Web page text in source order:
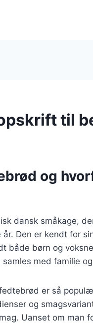
til
og
dansk småkage,
Den er kendt for
både børn og
samles med familie
er så
og
Uanset om man